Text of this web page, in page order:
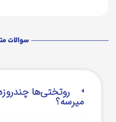
سوالات
روتختی‌‌ها
میرسه؟